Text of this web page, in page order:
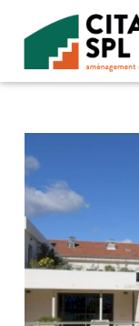
Accéder au